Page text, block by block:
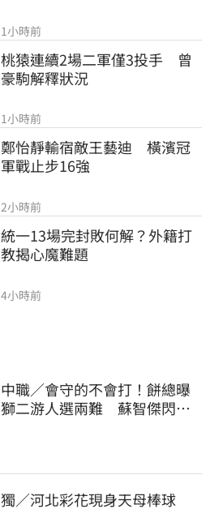
1小時前
桃猿連續2場二軍僅3投手　曾
豪駒解釋狀況
1小時前
鄭怡靜輸宿敵王藝迪　橫濱冠
軍戰止步16強
2小時前
統一13場完封敗何解？外籍打
教揭心魔難題
4小時前
中職／會守的不會打！餅總曝
獅二游人選兩難 蘇智傑閃到
獨／河北彩花現身天母棒球